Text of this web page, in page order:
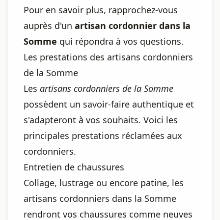
Pour en savoir plus, rapprochez-vous
auprès d'un artisan cordonnier dans la
Somme qui répondra à vos questions.
Les prestations des artisans cordonniers
de la Somme
Les artisans cordonniers de la Somme
possèdent un savoir-faire authentique et
s'adapteront à vos souhaits. Voici les
principales prestations réclamées aux
cordonniers.
Entretien de chaussures
Collage, lustrage ou encore patine, les
artisans cordonniers dans la Somme
rendront vos chaussures comme neuves